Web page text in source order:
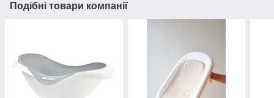
Подібні товари компанії